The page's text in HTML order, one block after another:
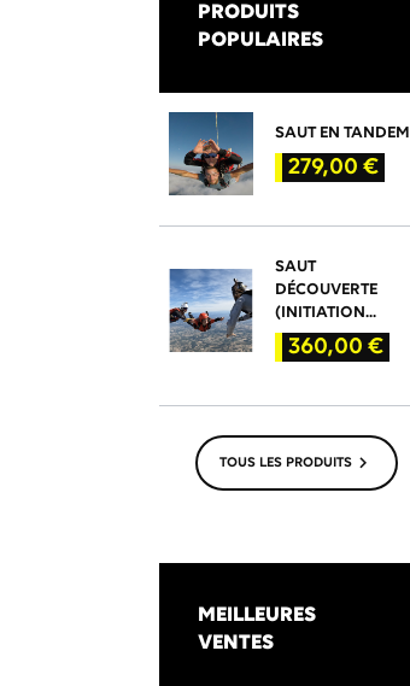
PRODUITS
POPULAIRES
SAUT EN TANDEM
PRIX
279,00 €
SAUT
DÉCOUVERTE
(INITIATION...
PRIX
360,00 €
TOUS LES PRODUITS
MEILLEURES
VENTES